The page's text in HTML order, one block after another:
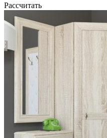
Рассчитать